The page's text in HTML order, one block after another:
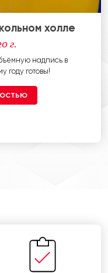
холле
г.
надпись в
году готовы!